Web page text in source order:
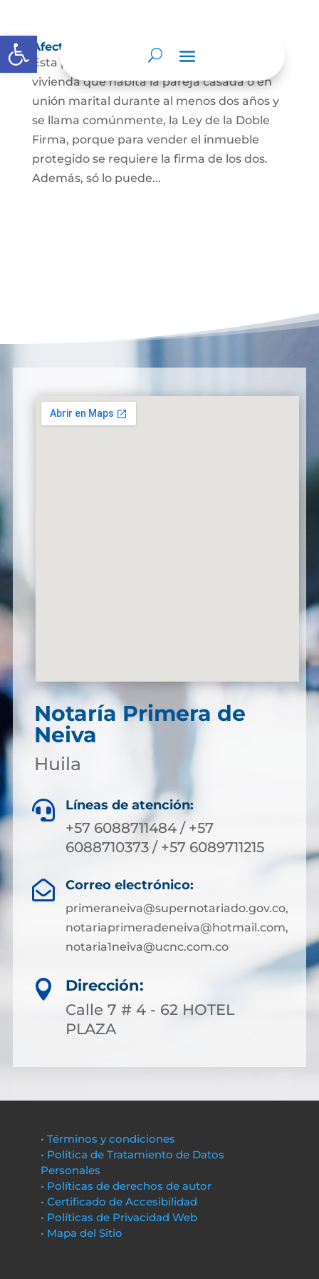
Abrir barra de herramientas
Afectación a Vivienda familiar
Esta protección la ordena la ley sobre la
vivienda que habita la pareja casada o en
unión marital durante al menos dos años y
se llama comúnmente, la Ley de la Doble
Firma, porque para vender el inmueble
protegido se requiere la firma de los dos.
Además, só lo puede...
Notaría Primera de
Neiva
Huila
 Líneas de atención:
+57 6088711484 / +57
6088710373 / +57 6089711215
 Correo electrónico:
primeraneiva@supernotariado.gov.co,
notariaprimeradeneiva@hotmail.com,
notaria1neiva@ucnc.com.co

Dirección:
Calle 7 # 4 - 62 HOTEL
PLAZA
• Términos y condiciones
• Política de Tratamiento de Datos
Personales
• Políticas de derechos de autor
• Certificado de Accesibilidad
• Políticas de Privacidad Web
• Mapa del Sitio